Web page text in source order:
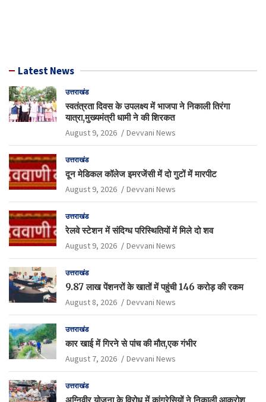
Latest News
उत्तराखंड
स्वतंत्रता दिवस के उपलक्ष्य में भाजपा ने निकाली तिरंगा
यात्रा,मुख्यमंत्री धामी ने की शिरकत
August 9, 2026 Devvani News
उत्तराखंड
दून मेडिकल कॉलेज इमरजेंसी में दो गुटों में मारपीट
August 9, 2026 Devvani News
उत्तराखंड
रेलवे स्टेशन में संदिग्ध परिस्थितियों में मिले दो शव
August 9, 2026 Devvani News
उत्तराखंड
9.87 लाख पेंशनरों के खातों में पहुंची 146 करोड़ की रकम
August 8, 2026 Devvani News
उत्तराखंड
कार खाई में गिरने से पांच की मौत,एक गंभीर
August 7, 2026 Devvani News
उत्तराखंड